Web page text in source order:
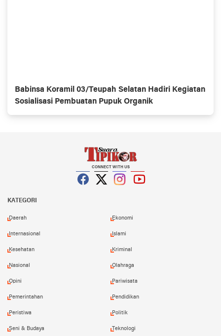
Babinsa Koramil 03/Teupah Selatan Hadiri Kegiatan
Sosialisasi Pembuatan Pupuk Organik
CONNECT WITH US
KATEGORI
Daerah Ekonomi
Internasional Islami
Kesehatan Kriminal
Nasional Olahraga
Opini Pariwisata
Pemerintahan Pendidikan
Peristiwa Politik
Seni & Budaya Teknologi